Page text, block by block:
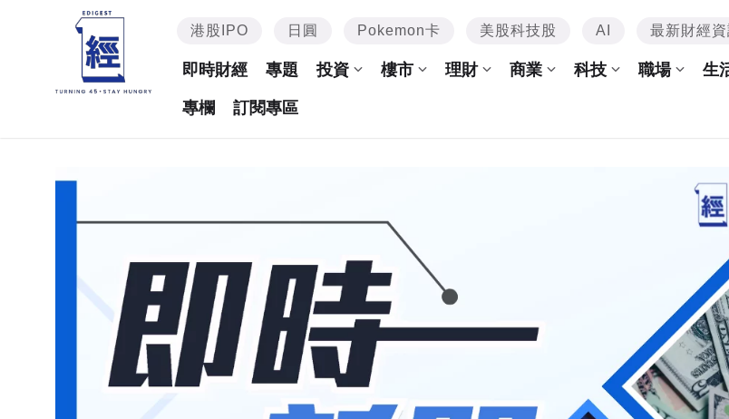
港股IPO 日圓 Pokemon卡 美股科技股 AI 最新財經
即時財經 專題 投資 樓市 理財 商業 科技 職場 生
專欄 訂閱專區